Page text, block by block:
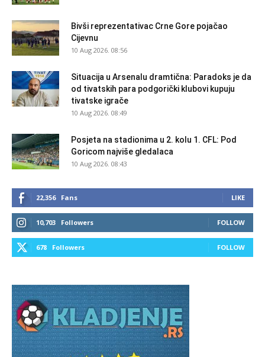
Bivši reprezentativac Crne Gore pojačao
Cijevnu
10 Aug 2026. 08:56
Situacija u Arsenalu dramtična: Paradoks je da
od tivatskih para podgorički klubovi kupuju
tivatske igrače
10 Aug 2026. 08:49
Posjeta na stadionima u 2. kolu 1. CFL: Pod
Goricom najviše gledalaca
10 Aug 2026. 08:43
22,356 Fans LIKE
10,703 Followers FOLLOW
678 Followers FOLLOW